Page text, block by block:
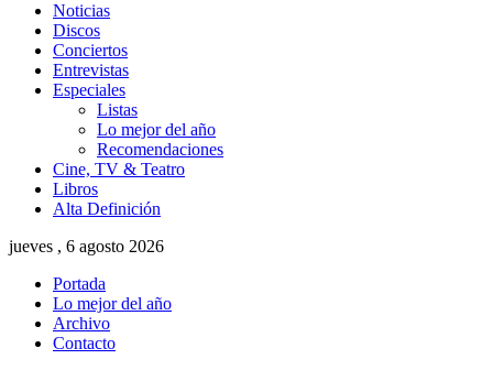
Noticias
Discos
Conciertos
Entrevistas
Especiales
Listas
Lo mejor del año
Recomendaciones
Cine, TV & Teatro
Libros
Alta Definición
jueves , 6 agosto 2026
Portada
Lo mejor del año
Archivo
Contacto